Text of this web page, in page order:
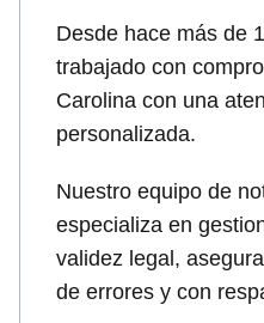
Desde hace más de
trabajado con
Carolina con una
personalizada.
Nuestro equipo de
especializa en
validez legal,
de errores y con